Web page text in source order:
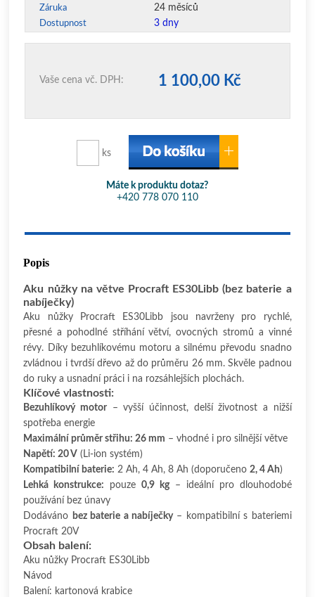
Záruka 24 měsíců
Dostupnost 3 dny
Vaše cena vč. DPH: 1 100,00 Kč
ks
Máte k produktu dotaz?
+420 778 070 110
Popis
Aku nůžky na větve Procraft ES30Libb (bez baterie a
nabíječky)
Aku nůžky Procraft ES30Libb jsou navrženy pro rychlé,
přesné a pohodlné stříhání větví, ovocných stromů a vinné
révy. Díky bezuhlíkovému motoru a silnému převodu snadno
zvládnou i tvrdší dřevo až do průměru 26 mm. Skvěle padnou
do ruky a usnadní práci i na rozsáhlejších plochách.
Klíčové vlastnosti:
Bezuhlíkový motor – vyšší účinnost, delší životnost a nižší
spotřeba energie
Maximální průměr střihu: 26 mm – vhodné i pro silnější větve
Napětí: 20 V (Li-ion systém)
Kompatibilní baterie: 2 Ah, 4 Ah, 8 Ah (doporučeno2, 4 Ah)
Lehká konstrukce: pouze0,9 kg– ideální pro dlouhodobé
používání bez únavy
Dodáváno bez baterie a nabíječky– kompatibilní s bateriemi
Procraft 20V
Obsah balení:
Aku nůžky Procraft ES30Libb
Návod
Balení: kartonová krabice